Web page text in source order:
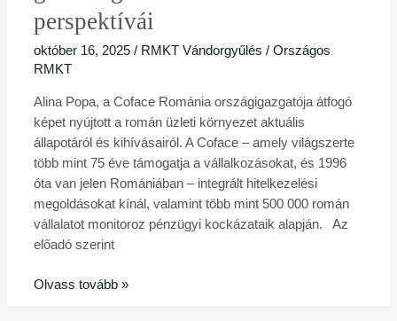
perspektívái
október 16, 2025 / RMKT Vándorgyűlés / Országos
RMKT
Alina Popa, a Coface Románia országigazgatója átfogó
képet nyújtott a román üzleti környezet aktuális
állapotáról és kihívásairól. A Coface – amely világszerte
több mint 75 éve támogatja a vállalkozásokat, és 1996
óta van jelen Romániában – integrált hitelkezelési
megoldásokat kínál, valamint több mint 500 000 román
vállalatot monitoroz pénzügyi kockázataik alapján. Az
előadó szerint
Olvass tovább »